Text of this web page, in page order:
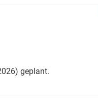
geplant.